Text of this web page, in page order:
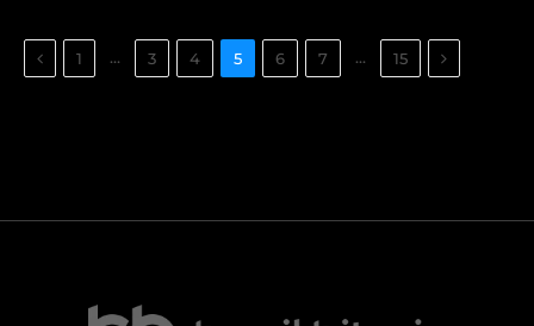
Previous
1 … 3 4 5 6 7 … 15 Next